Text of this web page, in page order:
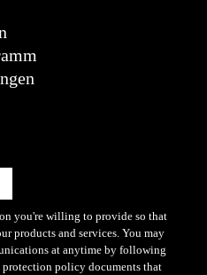
you're willing to provide so that
products and services. You may
at anytime by following
policy documents that